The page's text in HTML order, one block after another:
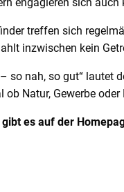
treffen sich
inzwischen kein
so nah, so gut“ lautet
ob Natur, Gewerbe oder
es auf der